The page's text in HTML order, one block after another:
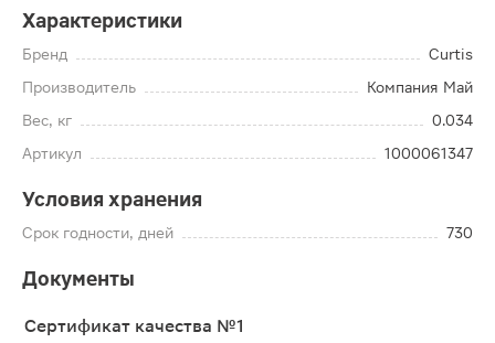
Характеристики
Бренд
Curtis
Производитель
Компания Май
Вес, кг
0.034
Артикул
1000061347
Условия хранения
Срок годности, дней 730
Документы
Сертификат качества №1